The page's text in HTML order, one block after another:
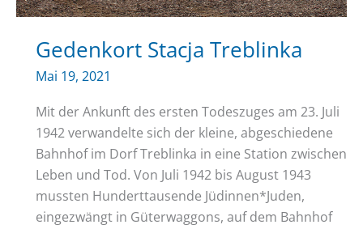
Gedenkort Stacja Treblinka
Mai 19, 2021
Mit der Ankunft des ersten Todeszuges am 23. Juli
1942 verwandelte sich der kleine, abgeschiedene
Bahnhof im Dorf Treblinka in eine Station zwischen
Leben und Tod. Von Juli 1942 bis August 1943
mussten Hunderttausende Jüdinnen*Juden,
eingezwängt in Güterwaggons, auf dem Bahnhof